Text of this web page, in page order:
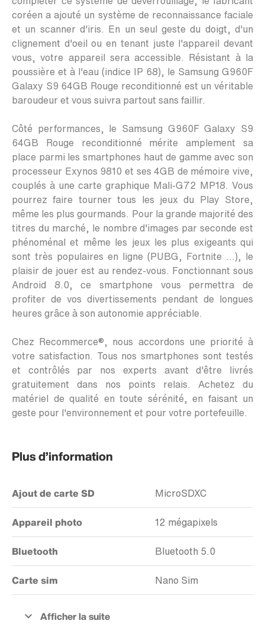
coréen a ajouté un système de reconnaissance faciale
et un scanner d'iris. En un seul geste du doigt, d'un
clignement d'oeil ou en tenant juste l'appareil devant
vous, votre appareil sera accessible. Résistant à la
poussière et à l'eau (indice IP 68), le Samsung G960F
Galaxy S9 64GB Rouge reconditionné est un véritable
baroudeur et vous suivra partout sans faillir.
Côté performances, le Samsung G960F Galaxy S9
64GB Rouge reconditionné mérite amplement sa
place parmi les smartphones haut de gamme avec son
processeur Exynos 9810 et ses 4GB de mémoire vive,
couplés à une carte graphique Mali-G72 MP18. Vous
pourrez faire tourner tous les jeux du Play Store,
même les plus gourmands. Pour la grande majorité des
titres du marché, le nombre d'images par seconde est
phénoménal et même les jeux les plus exigeants qui
sont très populaires en ligne (PUBG, Fortnite ...), le
plaisir de jouer est au rendez-vous. Fonctionnant sous
Android 8.0, ce smartphone vous permettra de
profiter de vos divertissements pendant de longues
heures grâce à son autonomie appréciable.
Chez Recommerce®, nous accordons une priorité à
votre satisfaction. Tous nos smartphones sont testés
et contrôlés par nos experts avant d'être livrés
gratuitement dans nos points relais. Achetez du
matériel de qualité en toute sérénité, en faisant un
geste pour l'environnement et pour votre portefeuille.
Plus d’information
Ajout de carte SD MicroSDXC
Appareil photo 12 mégapixels
Bluetooth Bluetooth 5.0
Carte sim Nano Sim